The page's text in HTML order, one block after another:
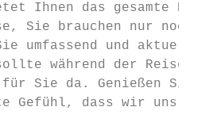
Ihnen das gesamte
Sie brauchen nur noch
umfassend und aktuell
während der Reise
Sie da. Genießen Sie
Gefühl, dass wir uns